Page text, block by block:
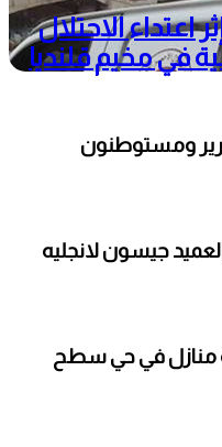
إصابات إثر اعتداء الاحتلال
في مخيم قلنديا
ومستوطنون
جيسون لانجليه
منازل في حي سطح